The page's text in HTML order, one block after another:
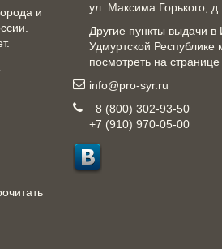
и
ул. Максима Горького, д.
Другие пункты выдачи в
Удмуртской Республике
посмотреть на странице
info@pro-syr.ru
8 (800) 302-93-50
+7 (910) 970-05-00